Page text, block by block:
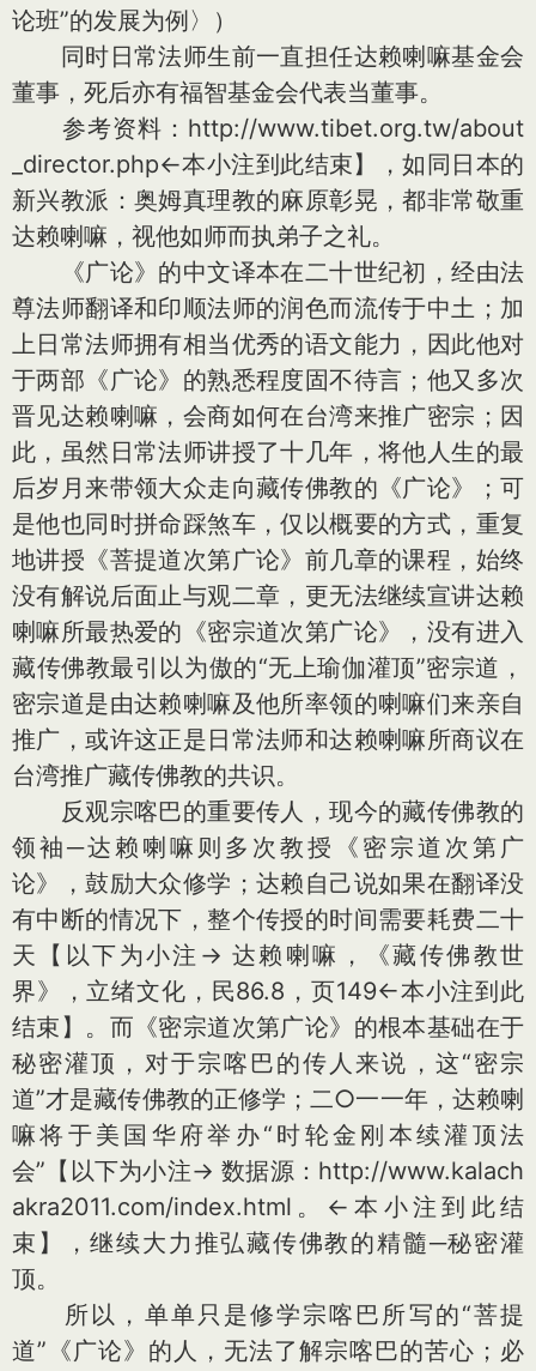
论班”的发展为例〉）
同时日常法师生前一直担任达赖喇嘛基金会
董事，死后亦有福智基金会代表当董事。
参考资料：http://www.tibet.org.tw/about
_director.php←本小注到此结束】，如同日本的
新兴教派：奥姆真理教的麻原彰晃，都非常敬重
达赖喇嘛，视他如师而执弟子之礼。
《广论》的中文译本在二十世纪初，经由法
尊法师翻译和印顺法师的润色而流传于中土；加
上日常法师拥有相当优秀的语文能力，因此他对
于两部《广论》的熟悉程度固不待言；他又多次
晋见达赖喇嘛，会商如何在台湾来推广密宗；因
此，虽然日常法师讲授了十几年，将他人生的最
后岁月来带领大众走向藏传佛教的《广论》；可
是他也同时拼命踩煞车，仅以概要的方式，重复
地讲授《菩提道次第广论》前几章的课程，始终
没有解说后面止与观二章，更无法继续宣讲达赖
喇嘛所最热爱的《密宗道次第广论》，没有进入
藏传佛教最引以为傲的“无上瑜伽灌顶”密宗道，
密宗道是由达赖喇嘛及他所率领的喇嘛们来亲自
推广，或许这正是日常法师和达赖喇嘛所商议在
台湾推广藏传佛教的共识。
反观宗喀巴的重要传人，现今的藏传佛教的
领袖─达赖喇嘛则多次教授《密宗道次第广
论》，鼓励大众修学；达赖自己说如果在翻译没
有中断的情况下，整个传授的时间需要耗费二十
天【以下为小注→ 达赖喇嘛，《藏传佛教世
界》，立绪文化，民86.8，页149←本小注到此
结束】。而《密宗道次第广论》的根本基础在于
秘密灌顶，对于宗喀巴的传人来说，这“密宗
道”才是藏传佛教的正修学；二○一一年，达赖喇
嘛将于美国华府举办“时轮金刚本续灌顶法
会”【以下为小注→ 数据源：http://www.kalach
akra2011.com/index.html。←本小注到此结
束】，继续大力推弘藏传佛教的精髓─秘密灌
顶。
所以，单单只是修学宗喀巴所写的“菩提
道”《广论》的人，无法了解宗喀巴的苦心；必